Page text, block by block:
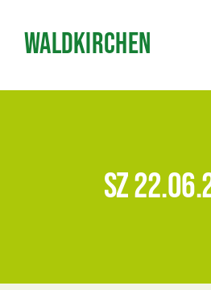
Inhalt
springen
Waldkirchen
SZ